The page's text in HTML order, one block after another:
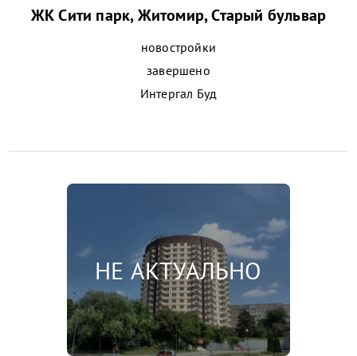
ЖК Сити парк, Житомир, Старый бульвар
новостройки
завершено
Интергал Буд